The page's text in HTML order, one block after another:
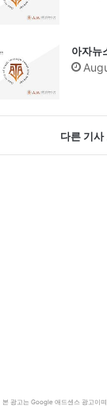
아자
다른 기사
본 광고는 Google 애드센스 광고이